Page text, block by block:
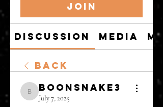
Join
Discussion Media
Back
boonsnake3
boonsnake3
July 7, 2025